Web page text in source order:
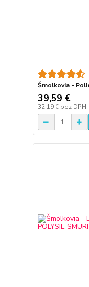
Šmolkovia -
39,59 €
32,19 € bez DPH